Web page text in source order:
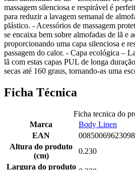
massagem silenciosa e respirável é
para reduzir a lavagem semanal de
plástico. - Acessórios de massagem
se encaixa bem sobre almofadas de lã e
proporcionando uma capa silenciosa e
passagem do calor. - Capa ecológica –
lã com estas capas PUL de longa
secas até 160 graus, tornando-as uma
Ficha Técnica
Ficha tecnica do
Marca
Body Linen
EAN
00850069623098
Altura do produto
(cm)
0.230
Largura do produto